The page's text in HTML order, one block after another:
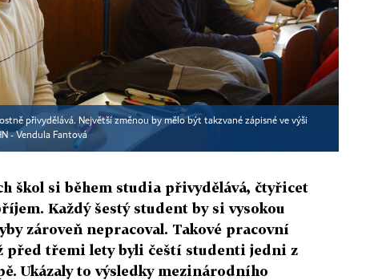
přivydělává. Největší změnou by mělo být takzvané zápisné ve výši
- Vendula Fantová
škol si během studia přivydělává, čtyřicet
Každý šestý student by si vysokou
zároveň nepracoval. Takové pracovní
před třemi lety byli čeští studenti jedni z
Ukázaly to výsledky mezinárodního